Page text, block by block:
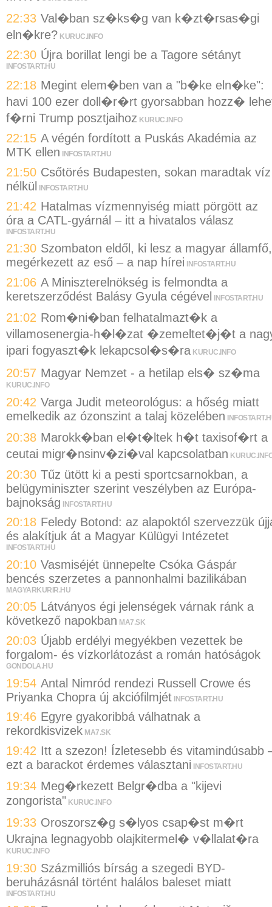
22:33 Val�ban sz�ks�g van k�zt�rsas�gi
eln�kre? KURUC.INFO
22:30 Újra borillat lengi be a Tagore sétányt
INFOSTART.HU
22:18 Megint elem�ben van a "b�ke eln�ke":
havi 100 ezer doll�r�rt gyorsabban hozz�
f�rni Trump posztjaihoz KURUC.INFO
22:15 A végén fordított a Puskás Akadémia az
MTK ellen
INFOSTART.HU
21:50 Csőtörés Budapesten, sokan maradtak víz
nélkül
INFOSTART.HU
21:42 Hatalmas vízmennyiség miatt pörgött az
óra a CATL-gyárnál – itt a hivatalos válasz
INFOSTART.HU
21:30 Szombaton eldől, ki lesz a magyar államfő,
megérkezett az eső – a nap hírei
INFOSTART.HU
21:06 A Miniszterelnökség is felmondta a
keretszerződést Balásy Gyula cégével INFOSTART.HU
21:02 Rom�ni�ban felhatalmazt�k a
villamosenergia-h�l�zat �zemeltet�j�t a
ipari fogyaszt�k lekapcsol�s�ra KURUC.INFO
20:57 Magyar Nemzet - a hetilap els� sz�ma
KURUC.INFO
20:42 Varga Judit meteorológus: a hőség miatt
emelkedik az ózonszint a talaj közelében
20:38 Marokk�ban el�t�ltek h�t taxisof�rt a
ceutai migr�nsinv�zi�val kapcsolatban
20:30 Tűz ütött ki a pesti sportcsarnokban, a
belügyminiszter szerint veszélyben az Európa-
bajnokság INFOSTART.HU
20:18 Feledy Botond: az alapoktól szervezzük
és alakítjuk át a Magyar Külügyi Intézetet
INFOSTART.HU
20:10 Vasmiséjét ünnepelte Csóka Gáspár
bencés szerzetes a pannonhalmi bazilikában
MAGYARKURIR.HU
20:05 Látványos égi jelenségek várnak ránk a
következő napokban MA7.SK
20:03 Újabb erdélyi megyékben vezettek be
forgalom- és vízkorlátozást a román hatóságok
GONDOLA.HU
19:54 Antal Nimród rendezi Russell Crowe és
Priyanka Chopra új akciófilmjét INFOSTART.HU
19:46 Egyre gyakoribbá válhatnak a
rekordkisvizek MA7.SK
19:42 Itt a szezon! Ízletesebb és vitamindúsabb
ezt a barackot érdemes választani INFOSTART.HU
19:34 Meg�rkezett Belgr�dba a "kijevi
zongorista" KURUC.INFO
19:33 Oroszorsz�g s�lyos csap�st m�rt
Ukrajna legnagyobb olajkitermel� v�llalat�ra
KURUC.INFO
19:30 Százmilliós bírság a szegedi BYD-
beruházásnál történt halálos baleset miatt
INFOSTART.HU